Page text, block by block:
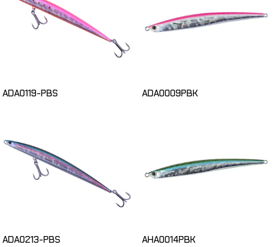
ADA0119-PBS
ADA0213-PBS
ADA0009PBK
AHA0014PBK